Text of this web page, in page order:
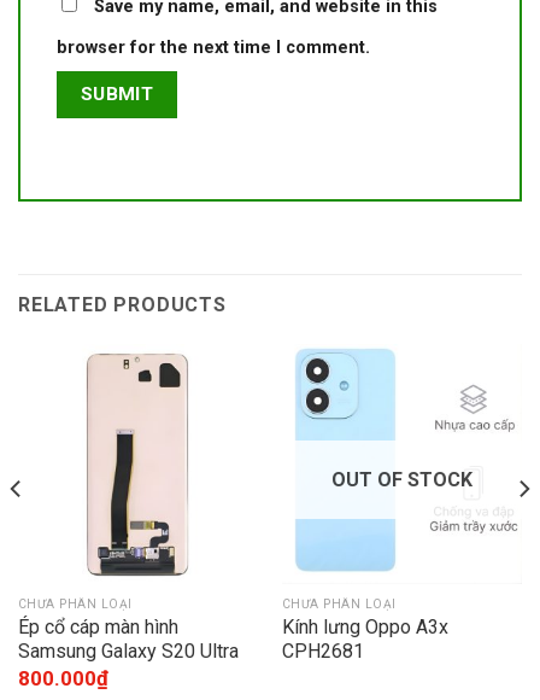
Save my name, email, and website in this
browser for the next time I comment.
RELATED PRODUCTS
CHƯA PHÂN LOẠI
Ép cổ cáp màn hình
Samsung Galaxy S20 Ultra
G988
800.000₫
OUT OF STOCK
CHƯA PHÂN LOẠI
Kính lưng Oppo A3x
CPH2681